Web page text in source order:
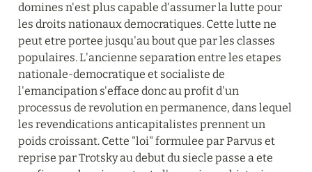
domines n'est plus capable d'assumer la lutte pour
les droits nationaux democratiques. Cette lutte ne
peut etre portee jusqu'au bout que par les classes
populaires. L'ancienne separation entre les etapes
nationale-democratique et socialiste de
l'emancipation s'efface donc au profit d'un
processus de revolution en permanence, dans lequel
les revendications anticapitalistes prennent un
poids croissant. Cette "loi" formulee par Parvus et
reprise par Trotsky au debut du siecle passe a ete